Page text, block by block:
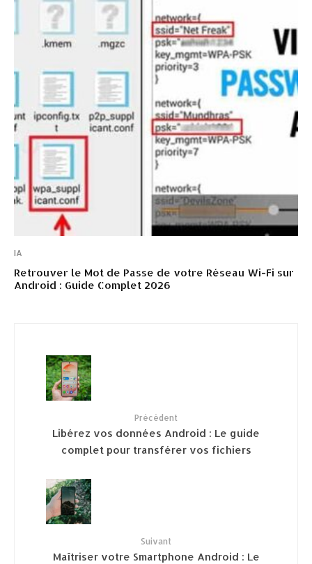
IA
Retrouver le Mot de Passe de votre Réseau Wi-Fi sur
Android : Guide Complet 2026
Précédent
Libérez vos données Android : Le guide
complet pour transférer vos fichiers
Suivant
Maîtriser votre Smartphone Android : Le